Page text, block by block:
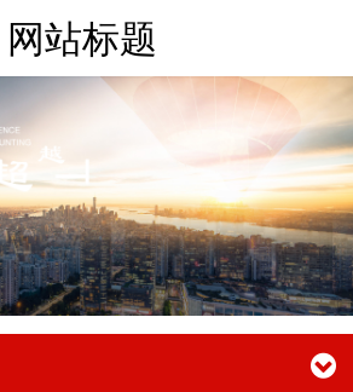
网站标题